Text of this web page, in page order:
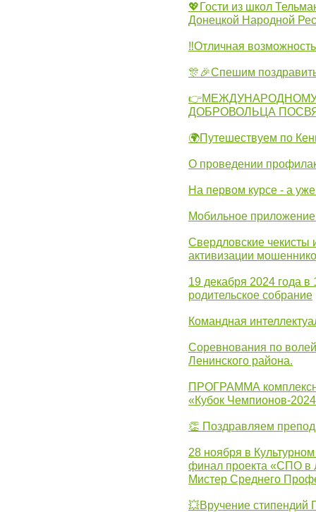
💖Гости из школ
Донецкой Народной
‼Отличная
🎊🎉Спешим
ДОБРОВОЛЬЦА
🌍Путешествуем по
О проведении
На первом курсе - а
Мобильное
Свердловские
активизации
19 декабря 2024 года
родительское собрание
Командная
Соревнования по
Ленинского района.
ПРОГРАММА
«Кубок Чемпионов-
👏 Поздравляем
28 ноября в
финал проекта «СПО в
Мистер Среднего
💥Вручение стипендий